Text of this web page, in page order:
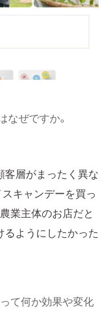
なぜですか。
客層がまったく異な
キャンデーを買っ
業主体のお店だと
るようにしたかった
て何か効果や変化